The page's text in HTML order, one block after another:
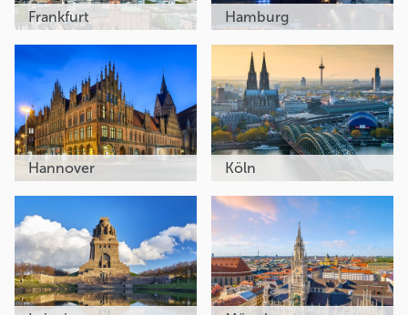
Frankfurt Hamburg
Hannover Köln